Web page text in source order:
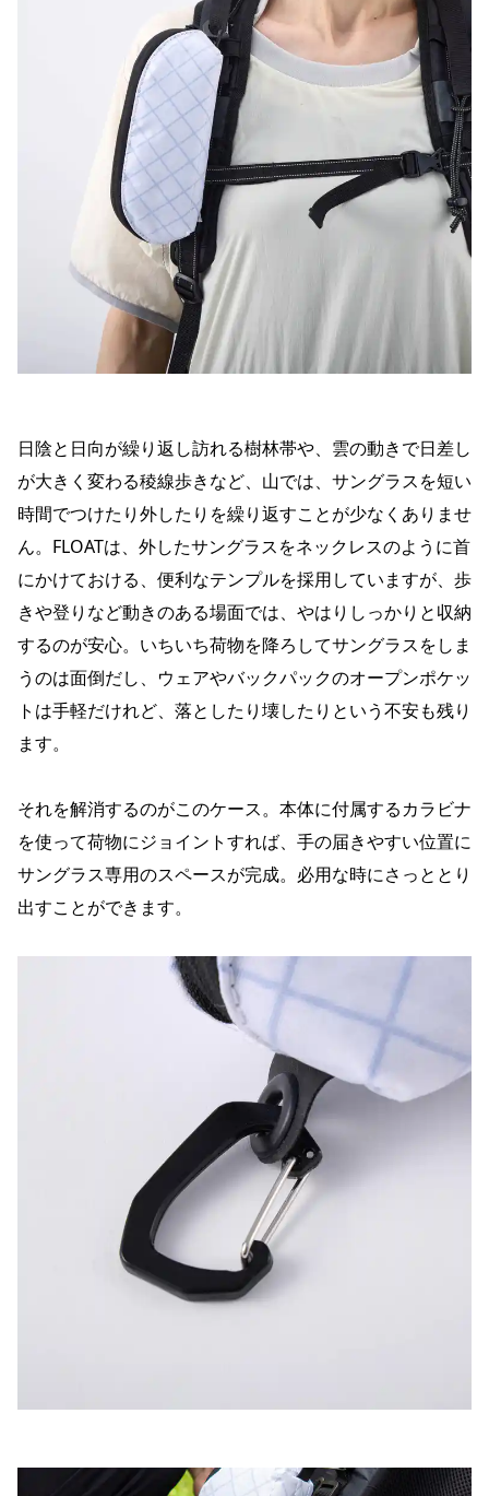
日陰と日向が繰り返し訪れる樹林帯や、雲の動きで日差し
が大きく変わる稜線歩きなど、山では、サングラスを短い
時間でつけたり外したりを繰り返すことが少なくありませ
ん。FLOATは、外したサングラスをネックレスのように首
にかけておける、便利なテンプルを採用していますが、歩
きや登りなど動きのある場面では、やはりしっかりと収納
するのが安心。いちいち荷物を降ろしてサングラスをしま
うのは面倒だし、ウェアやバックパックのオープンポケッ
トは手軽だけれど、落としたり壊したりという不安も残り
ます。
それを解消するのがこのケース。本体に付属するカラビナ
を使って荷物にジョイントすれば、手の届きやすい位置に
サングラス専用のスペースが完成。必用な時にさっととり
出すことができます。